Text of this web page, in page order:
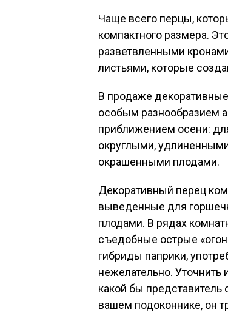
Чаще всего перцы,
компактного размера.
разветвленными
листьями, которые
В продаже
особым разнообразием
приближением осени:
округлыми,
окрашенными плодами.
Декоративный перец
выведенные для
плодами. В рядах
съедобные острые
гибриды паприки,
нежелательно.
какой бы представитель
вашем подоконнике, он